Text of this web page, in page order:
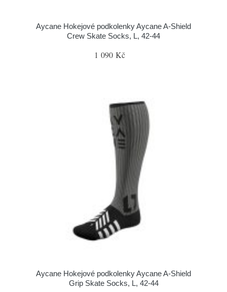
Aycane Hokejové podkolenky Aycane A-Shield
Crew Skate Socks, L, 42-44
1 090 Kč
Aycane Hokejové podkolenky Aycane A-Shield
Grip Skate Socks, L, 42-44